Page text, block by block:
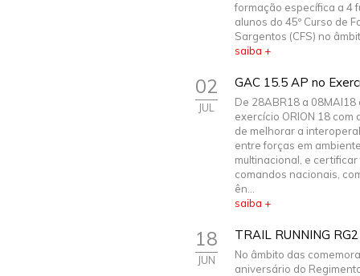
formação específica a 4
alunos do 45º Curso de
Sargentos (CFS) no
saiba +
02
JUL
GAC 15.5 AP no
De 28ABR18 a 08MAI18
exercício ORION 18 com
de melhorar a
entre forças em
multinacional, e
comandos nacionais,
ên...
saiba +
18
JUN
TRAIL RUNNING RG2
No âmbito das
aniversário do